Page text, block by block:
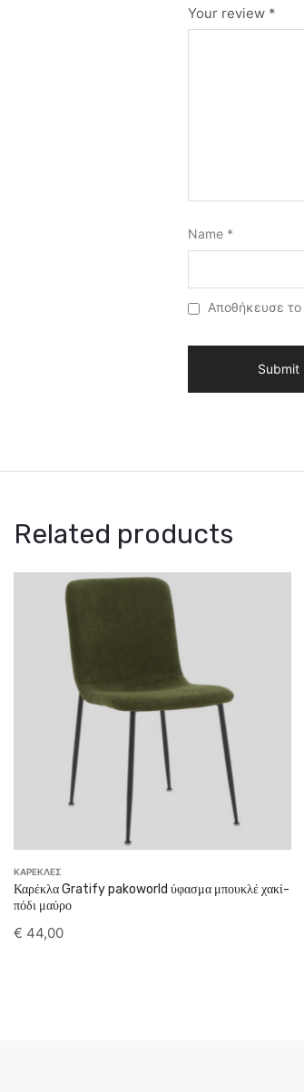
Your review *
Name *
Αποθήκευσε
Related products
ΚΑΡΕΚΛΕΣ
Καρέκλα Gratify pakoworld ύφασμα μπουκλέ χακί-
πόδι μαύρο
€ 44,00